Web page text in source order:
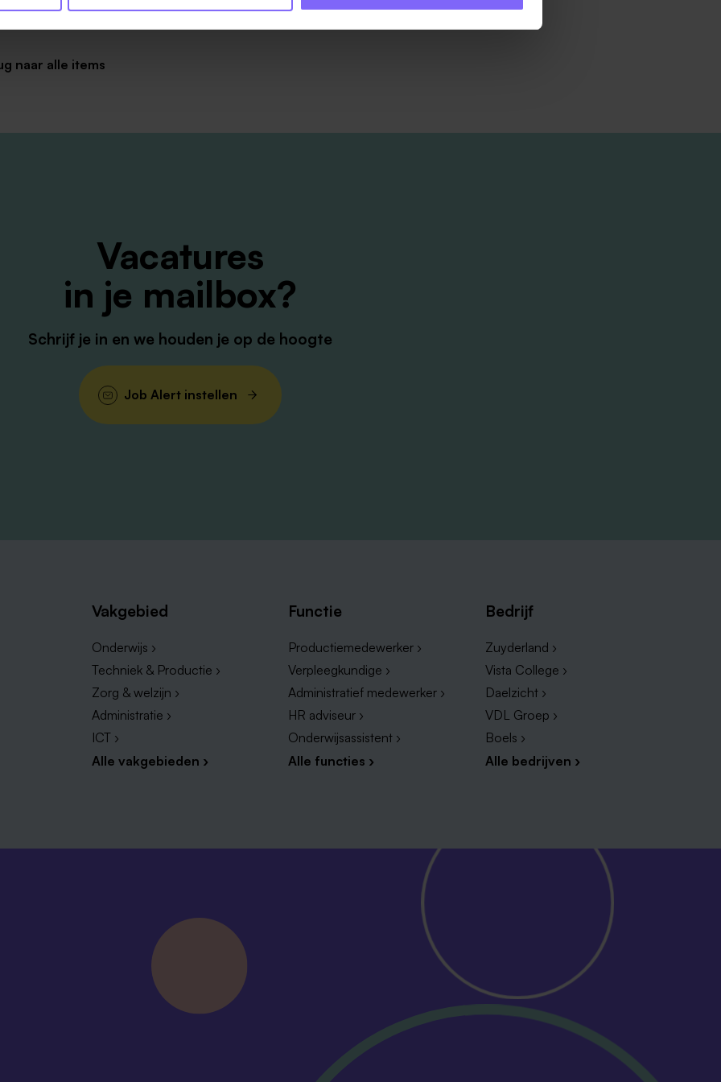
naar alle items
Vacatures
in je mailbox?
Schrijf je in en we houden je op de hoogte
Job Alert instellen
Vakgebied
Onderwijs ›
Techniek & Productie ›
Zorg & welzijn ›
Administratie ›
ICT ›
Alle vakgebieden ›
Functie
Productiemedewerker ›
Verpleegkundige ›
Administratief medewerker ›
HR adviseur ›
Onderwijsassistent ›
Alle functies ›
Bedrijf
Zuyderland ›
Vista College ›
Daelzicht ›
VDL Groep ›
Boels ›
Alle bedrijven ›